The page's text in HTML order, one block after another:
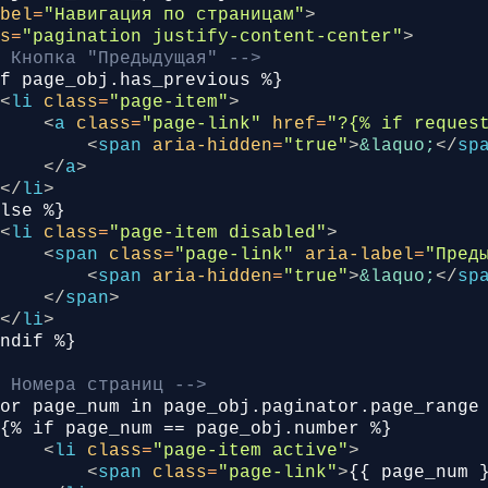
page_data = paginator get_page_data(
# Сериализуем данные
books_data =
[]
book in page_data ['items']:
books_data . append ({
'id'
'price' str book.price
'cover_url': book.cover_image. url if
'categories': [cat.name for cat in
'rating' get_average_rating
(),
})
return JsonResponse
'success' : True
'books' : books_data ,
'has_next': page_data ['has_next'
'next_page': page_data [ 'next_page'],
="Навигация по страницам">
="pagination justify-content-center">
"Предыдущая" -->
<li class="page-item">
<a class="page-link" href="?{% if
<span aria-hidden="true">&laquo; </
</a>
</li>
<li class="page-item disabled">
<span class="page-link" aria-label=
<span aria-hidden="true">&laquo; </
</span>
</li>
страниц -->
<li class="page-item active">
<span class="page-link">{{ page_num